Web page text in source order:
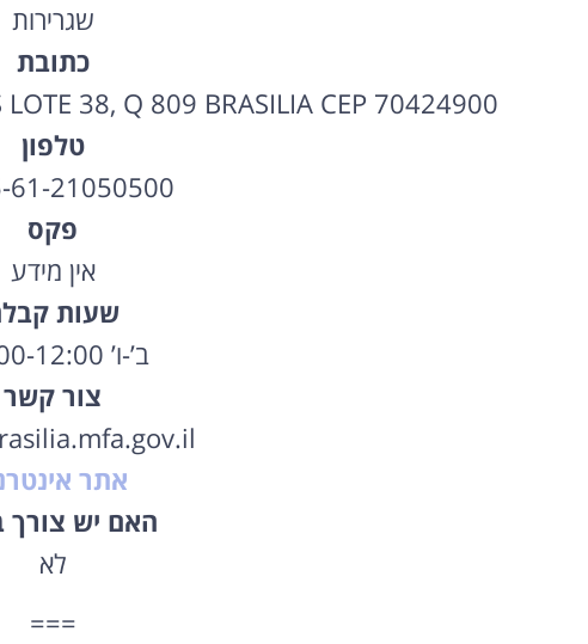
שגרירות
כתובת
LOTE 38, Q 809 BRASILIA CEP 70424900
טלפון
61-21050500
פקס
אין מידע
שעות
ב’-ו’ 09:00-12:00
צור קשר
אתר
האם יש צורך
לא
===